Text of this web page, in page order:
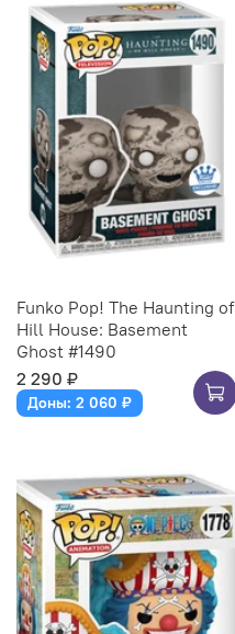
Funko Pop! The Haunting of
Hill House: Basement
Ghost #1490
2 290 ₽
Доны: 2 060 ₽